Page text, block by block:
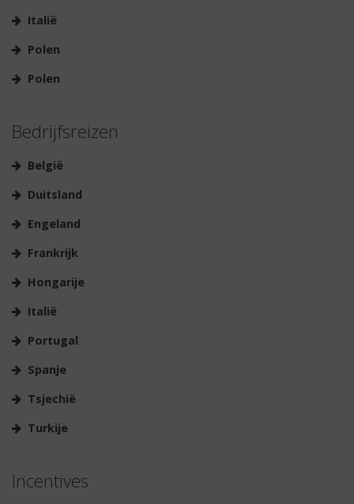
Italië
Polen
Polen
Bedrijfsreizen
België
Duitsland
Engeland
Frankrijk
Hongarije
Italië
Portugal
Spanje
Tsjechië
Turkije
Incentives